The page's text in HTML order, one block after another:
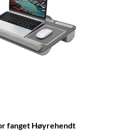
fanget Høyrehendt